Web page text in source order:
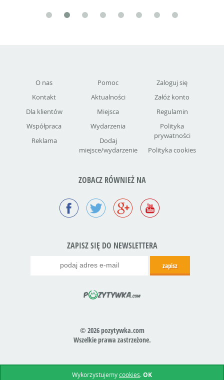
O nas
Kontakt
Dla klientów
Współpraca
Reklama
Pomoc
Aktualności
Miejsca
Wydarzenia
Dodaj
miejsce/wydarzenie
Zaloguj się
Załóż konto
Regulamin
Polityka
prywatności
Polityka cookies
ZOBACZ RÓWNIEŻ NA
ZAPISZ SIĘ DO NEWSLETTERA
© 2026 pozytywka.com
Wszelkie prawa zastrzeżone.
Wykorzystujemycookies.OK